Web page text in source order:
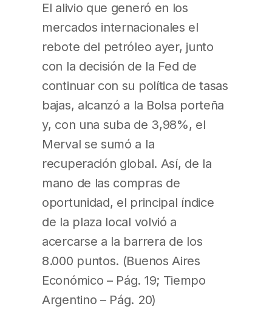
El alivio que generó en los
mercados internacionales el
rebote del petróleo ayer, junto
con la decisión de la Fed de
continuar con su política de tasas
bajas, alcanzó a la Bolsa porteña
y, con una suba de 3,98%, el
Merval se sumó a la
recuperación global. Así, de la
mano de las compras de
oportunidad, el principal índice
de la plaza local volvió a
acercarse a la barrera de los
8.000 puntos. (Buenos Aires
Económico – Pág. 19; Tiempo
Argentino – Pág. 20)